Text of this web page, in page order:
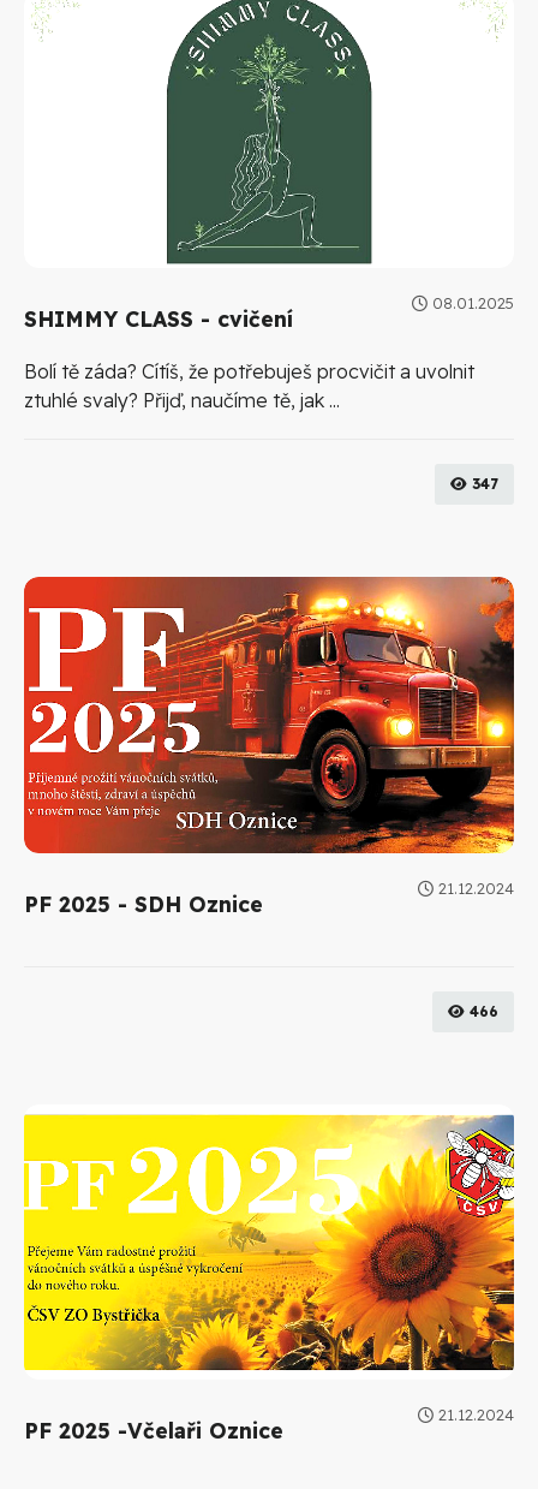
08.01.2025
SHIMMY CLASS - cvičení
Bolí tě záda? Cítíš, že potřebuješ procvičit a uvolnit
ztuhlé svaly? Přijď, naučíme tě, jak ...
347
21.12.2024
PF 2025 - SDH Oznice
466
21.12.2024
PF 2025 -Včelaři Oznice